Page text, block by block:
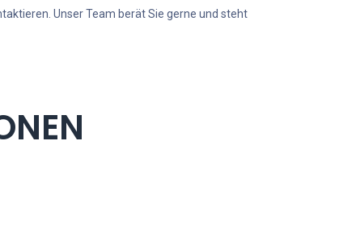
Unser Team berät Sie gerne und steht